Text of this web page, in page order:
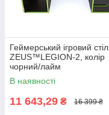
Геймерський ігровий стіл
ZEUS™LEGION-2, колір
чорний/лайм
В наявності
11 643,29 ₴ 16 399 ₴